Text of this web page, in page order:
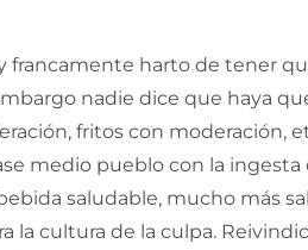
francamente harto de tener
nadie dice que haya
fritos con moderación,
medio pueblo con la
saludable, mucho más
la cultura de la culpa.